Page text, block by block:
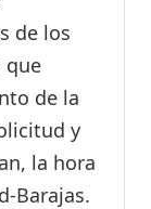
de los
que
de la
y
la hora
Barajas.